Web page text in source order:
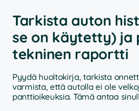
Tarkista auton
se on käytetty) ja
tekninen raportti
Pyydä huoltokirja, tarkista
varmista, että autolla ei ole
panttioikeuksia. Tämä antaa